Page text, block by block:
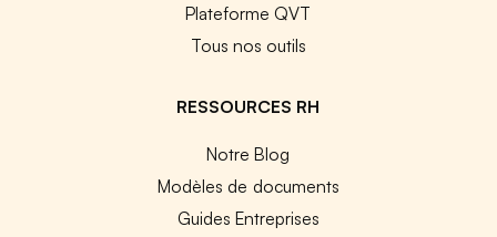
Plateforme QVT
Tous nos outils
RESSOURCES RH
Notre Blog
Modèles de documents
Guides Entreprises